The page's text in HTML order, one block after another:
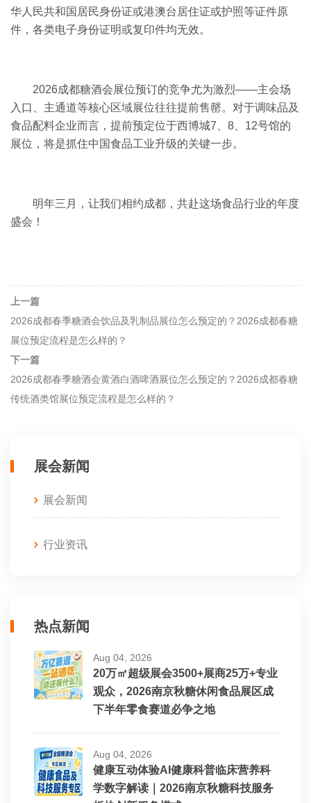
华人民共和国居民身份证或港澳台居住证或护照等证件原
件，各类电子身份证明或复印件均无效。
2026成都糖酒会展位预订的竞争尤为激烈——主会场
入口、主通道等核心区域展位往往提前售罄。 对于调味品及
食品配料企业而言，提前预定位于西博城7 8 12号馆的
展位，将是抓住中国食品工业升级的关键一步。
明年三月，让我们相约成都，共赴这场食品行业的年度
盛会！
上一篇
2026成都春季糖酒会饮品及乳制品展位怎么预定的？2026成都春糖
展位预定流程是怎么样的？
下一篇
2026成都春季糖酒会黄酒白酒啤酒展位怎么预定的？2026成都春糖
传统酒类馆展位预定流程是怎么样的？
展会新闻
展会新闻
行业资讯
热点新闻
Aug 04, 2026
20万㎡超级展会3500+展商25万+专业
观众，2026南京秋糖休闲食品展区成
下半年零食赛道必争之地
Aug 04, 2026
健康互动体验AI健康科普临床营养科
学数字解读｜2026南京秋糖科技服务